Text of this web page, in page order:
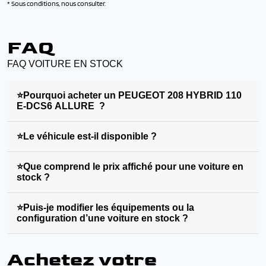
* Sous conditions, nous consulter.
FAQ
FAQ VOITURE EN STOCK
⭐Pourquoi acheter un PEUGEOT 208 HYBRID 110
E-DCS6 ALLURE ?
⭐Le véhicule est-il disponible ?
⭐Que comprend le prix affiché pour une voiture en
stock ?
⭐Puis-je modifier les équipements ou la
configuration d’une voiture en stock ?
Achetez votre